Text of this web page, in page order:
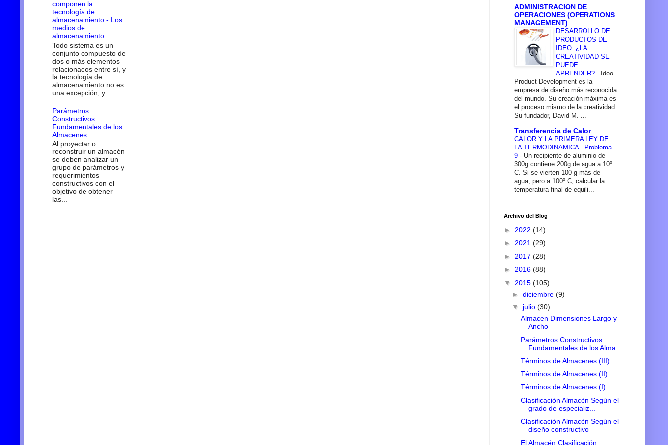
componen la
tecnología de
almacenamiento - Los
medios de
almacenamiento.
Todo sistema es un
conjunto compuesto de
dos o más elementos
relacionados entre sí, y
la tecnología de
almacenamiento no es
una excepción, y...
Parámetros
Constructivos
Fundamentales de los
Almacenes
Al proyectar o
reconstruir un almacén
se deben analizar un
grupo de parámetros y
requerimientos
constructivos con el
objetivo de obtener
las...
ADMINISTRACION DE
OPERACIONES (OPERATIONS
MANAGEMENT)
DESARROLLO DE
PRODUCTOS DE
IDEO. ¿LA
CREATIVIDAD SE
PUEDE
APRENDER? - Ideo
Product Development es la
empresa de diseño más reconocida
del mundo. Su creación máxima es
el proceso mismo de la creatividad.
Su fundador, David M. ...
Transferencia de Calor
CALOR Y LA PRIMERA LEY DE
LA TERMODINAMICA - Problema
9 - Un recipiente de aluminio de
300g contiene 200g de agua a 10º
C. Si se vierten 100 g más de
agua, pero a 100º C, calcular la
temperatura final de equili...
Archivo del Blog
► 2022 (14)
► 2021 (29)
► 2017 (28)
► 2016 (88)
▼ 2015 (105)
►diciembre(9)
▼ julio(30)
Almacen Dimensiones Largo y
Ancho
Parámetros Constructivos
Fundamentales de los Alma...
Términos de Almacenes (III)
Términos de Almacenes (II)
Términos de Almacenes (I)
Clasificación Almacén Según el
grado de especializ...
Clasificación Almacén Según el
diseño constructivo
El Almacén Clasificación